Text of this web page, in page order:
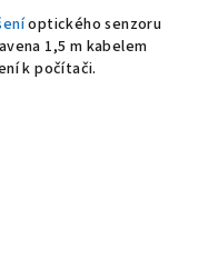
optického senzoru
1,5 m kabelem
k počítači.